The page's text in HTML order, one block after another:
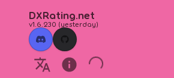
DXRating.net
v1.6.230 (yesterday)